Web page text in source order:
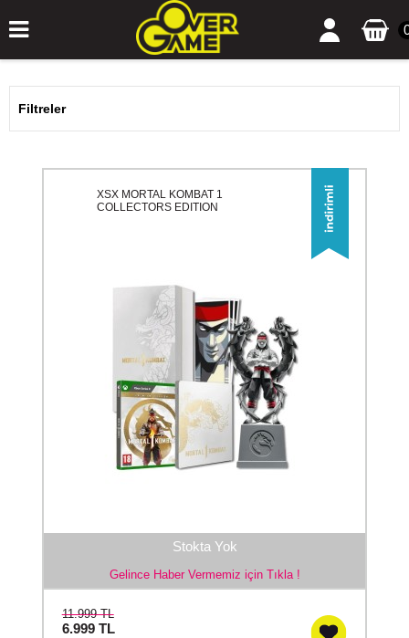
Filtreler
Stokta Yok
Gelince Haber Vermemiz için Tıkla !
XSX MORTAL KOMBAT 1
COLLECTORS EDITION
11.999 TL
6.999 TL